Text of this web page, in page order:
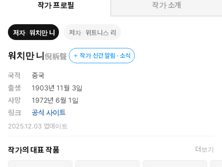
작가 프로필 작가 소개
저자 워치만 니 저자 위트니스 리
워치만 니倪柝聲 작가 신간 알림 · 소식
국적
중국
출생
1903년 11월 3일
사망
1972년 6월 1일
링크
공식 사이트
2025.12.03업데이트
작가의 대표 작품 더보기